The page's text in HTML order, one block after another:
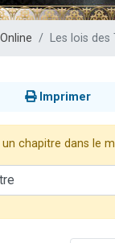
Les lois
Imprimer
chapitre dans le